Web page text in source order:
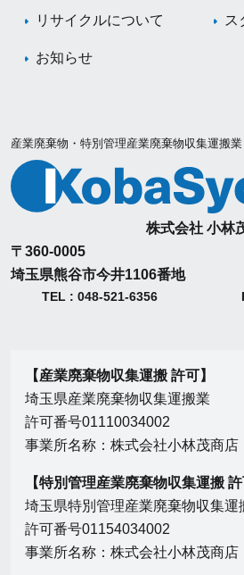
リサイクルについて ス
お知らせ
産業廃棄物・特別管理産業廃棄物収集運搬業
株式会社 小林
〒360-0005
埼玉県熊谷市今井1106番地
TEL : 048-521-6356
【産業廃棄物収集運搬 許可】
埼玉県産業廃棄物収集運搬業
許可番号01110034002
事業所名称：株式会社小林茂商店
【特別管理産業廃棄物収集運搬 許
埼玉県特別管理産業廃棄物収集運
許可番号01154034002
事業所名称：株式会社小林茂商店